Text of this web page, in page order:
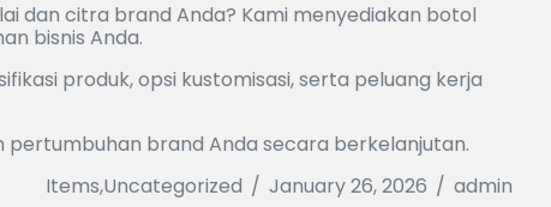
dan citra brand Anda? Kami menyediakan botol
bisnis Anda.
produk, opsi kustomisasi, serta peluang kerja
pertumbuhan brand Anda secara berkelanjutan.
Items,Uncategorized / January 26, 2026 / admin